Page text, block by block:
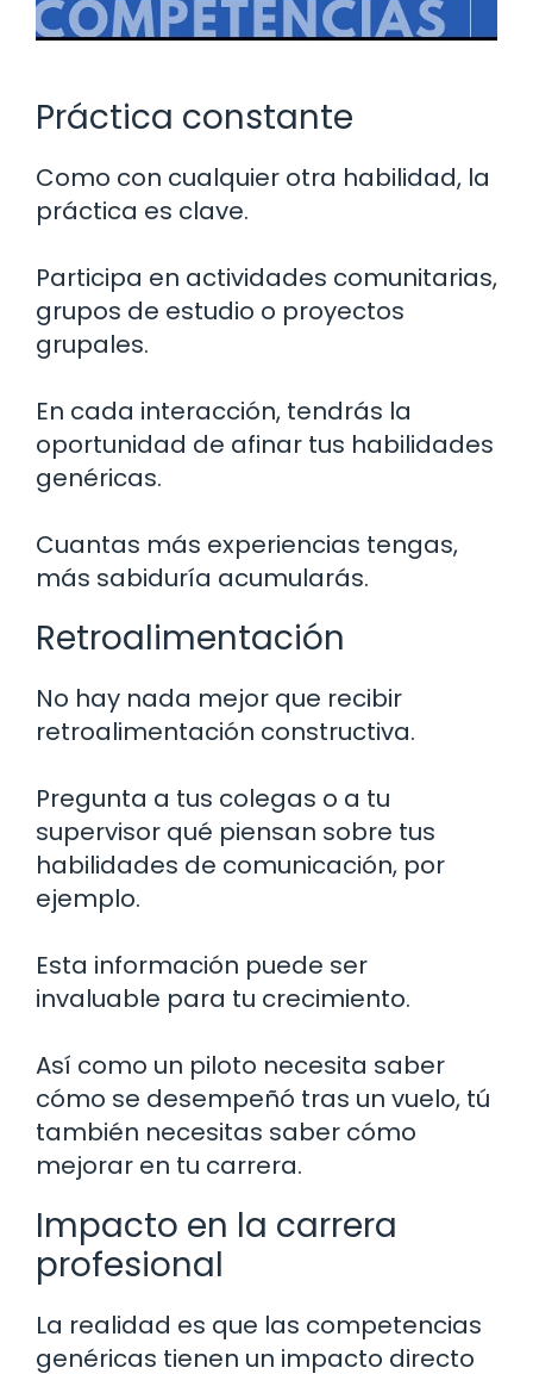
Práctica constante
Como con cualquier otra habilidad, la
práctica es clave.
Participa en actividades comunitarias,
grupos de estudio o proyectos
grupales.
En cada interacción, tendrás la
oportunidad de afinar tus habilidades
genéricas.
Cuantas más experiencias tengas,
más sabiduría acumularás.
Retroalimentación
No hay nada mejor que recibir
retroalimentación constructiva.
Pregunta a tus colegas o a tu
supervisor qué piensan sobre tus
habilidades de comunicación, por
ejemplo.
Esta información puede ser
invaluable para tu crecimiento.
Así como un piloto necesita saber
cómo se desempeñó tras un vuelo, tú
también necesitas saber cómo
mejorar en tu carrera.
Impacto en la carrera
profesional
La realidad es que las competencias
genéricas tienen un impacto directo